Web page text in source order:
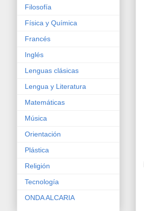
Filosofía
Física y Química
Francés
Inglés
Lenguas clásicas
Lengua y Literatura
Matemáticas
Música
Orientación
Plástica
Religión
Tecnología
ONDA ALCARIA